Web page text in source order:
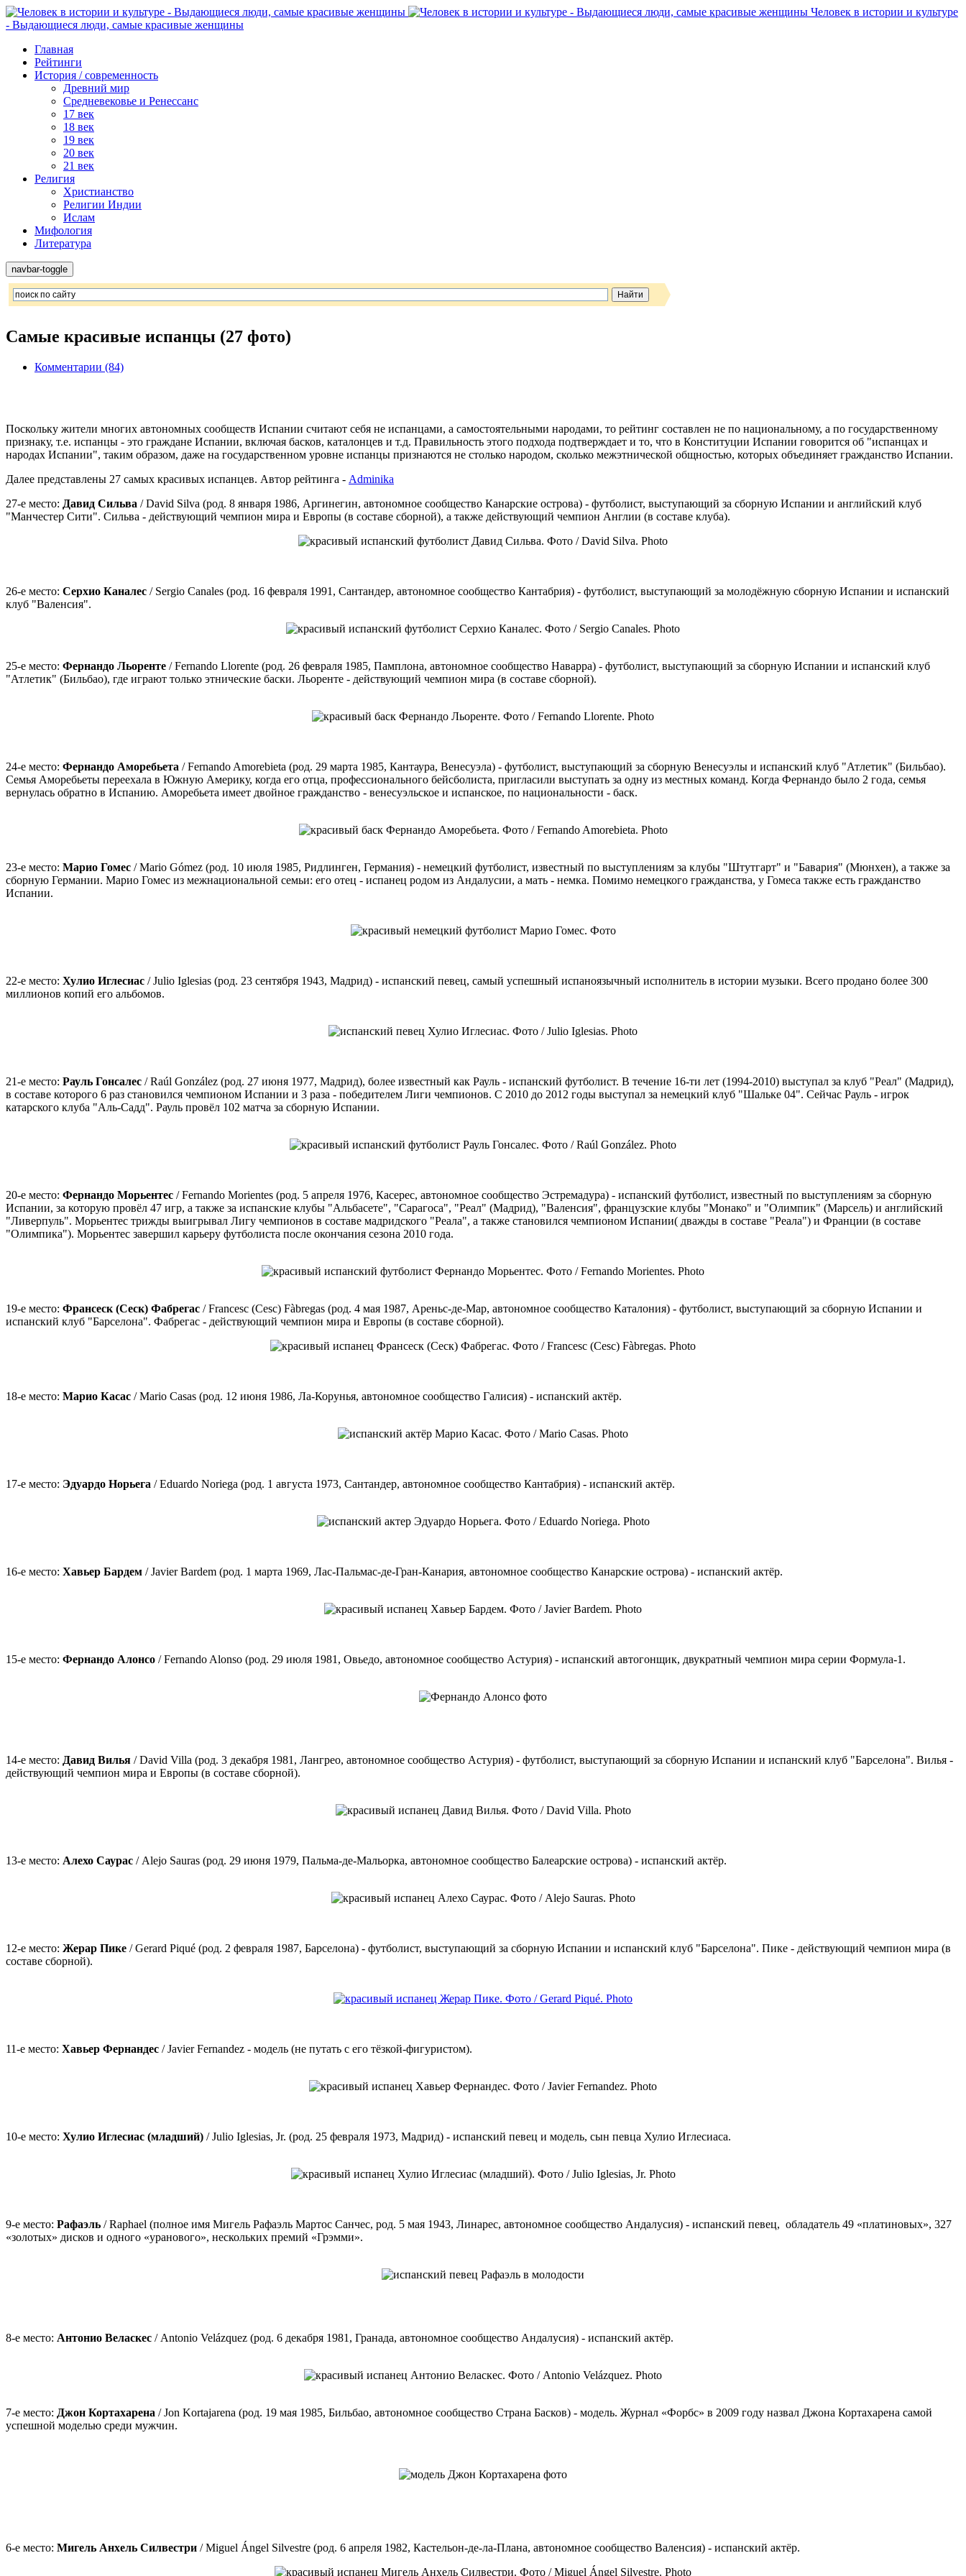
Человек в истории и культуре
- Выдающиеся люди, самые красивые женщины
Главная
Рейтинги
История / современность
Древний мир
Средневековье и Ренессанс
17 век
18 век
19 век
20 век
21 век
Религия
Христианство
Религии Индии
Ислам
Мифология
Литература
navbar-toggle
Самые красивые испанцы (27 фото)
Комментарии (84)
Поскольку жители многих автономных сообществ Испании считают себя не испанцами, а самостоятельными народами, то рейтинг составлен не по национальному, а по государственному
признаку, т.е. испанцы - это граждане Испании, включая басков, каталонцев и т.д. Правильность этого подхода подтверждает и то, что в Конституции Испании говорится об "испанцах и
народах Испании", таким образом, даже на государственном уровне испанцы признаются не столько народом, сколько межэтнической общностью, которых объединяет гражданство Испании.
Далее представлены 27 самых красивых испанцев. Автор рейтинга - Adminika
27-е место: Давид Сильва / David Silva (род. 8 января 1986, Аргинегин, автономное сообщество Канарские острова) - футболист, выступающий за сборную Испании и английский клуб
"Манчестер Сити". Сильва - действующий чемпион мира и Европы (в составе сборной), а также действующий чемпион Англии (в составе клуба).
26-е место: Серхио Каналес / Sergio Canales (род. 16 февраля 1991, Сантандер, автономное сообщество Кантабрия) - футболист, выступающий за молодёжную сборную Испании и испанский
клуб "Валенсия".
25-е место: Фернандо Льоренте / Fernando Llorente (род. 26 февраля 1985, Памплона, автономное сообщество Наварра) - футболист, выступающий за сборную Испании и испанский клуб
"Атлетик" (Бильбао), где играют только этнические баски. Льоренте - действующий чемпион мира (в составе сборной).
24-е место: Фернандо Аморебьета / Fernando Amorebieta (род. 29 марта 1985, Кантаура, Венесуэла) - футболист, выступающий за сборную Венесуэлы и испанский клуб "Атлетик" (Бильбао).
Семья Аморебьеты переехала в Южную Америку, когда его отца, профессионального бейсболиста, пригласили выступать за одну из местных команд. Когда Фернандо было 2 года, семья
вернулась обратно в Испанию. Аморебьета имеет двойное гражданство - венесуэльское и испанское, по национальности - баск.
23-е место: Марио Гомес / Mario Gómez (род. 10 июля 1985, Ридлинген, Германия) - немецкий футболист, известный по выступлениям за клубы "Штутгарт" и "Бавария" (Мюнхен), а также за
сборную Германии. Марио Гомес из межнациональной семьи: его отец - испанец родом из Андалусии, а мать - немка. Помимо немецкого гражданства, у Гомеса также есть гражданство
Испании.
22-е место: Хулио Иглесиас / Julio Iglesias (род. 23 сентября 1943, Мадрид) - испанский певец, самый успешный испаноязычный исполнитель в истории музыки. Всего продано более 300
миллионов копий его альбомов.
21-е место: Рауль Гонсалес / Raúl González (род. 27 июня 1977, Мадрид), более известный как Рауль - испанский футболист. В течение 16-ти лет (1994-2010) выступал за клуб "Реал" (Мадрид),
в составе которого 6 раз становился чемпионом Испании и 3 раза - победителем Лиги чемпионов. С 2010 до 2012 годы выступал за немецкий клуб "Шальке 04". Сейчас Рауль - игрок
катарского клуба "Аль-Садд". Рауль провёл 102 матча за сборную Испании.
20-е место: Фернандо Морьентес / Fernando Morientes (род. 5 апреля 1976, Касерес, автономное сообщество Эстремадура) - испанский футболист, известный по выступлениям за сборную
Испании, за которую провёл 47 игр, а также за испанские клубы "Альбасете", "Сарагоса", "Реал" (Мадрид), "Валенсия", французские клубы "Монако" и "Олимпик" (Марсель) и английский
"Ливерпуль". Морьентес трижды выигрывал Лигу чемпионов в составе мадридского "Реала", а также становился чемпионом Испании( дважды в составе "Реала") и Франции (в составе
"Олимпика"). Морьентес завершил карьеру футболиста после окончания сезона 2010 года.
19-е место: Франсеск (Сеск) Фабрегас / Francesc (Cesc) Fàbregas (род. 4 мая 1987, Ареньс-де-Мар, автономное сообщество Каталония) - футболист, выступающий за сборную Испании и
испанский клуб "Барселона". Фабрегас - действующий чемпион мира и Европы (в составе сборной).
18-е место: Марио Касас / Mario Casas (род. 12 июня 1986, Ла-Корунья, автономное сообщество Галисия) - испанский актёр.
17-е место: Эдуардо Норьега / Eduardo Noriega (род. 1 августа 1973, Сантандер, автономное сообщество Кантабрия) - испанский актёр.
16-е место: Хавьер Бардем / Javier Bardem (род. 1 марта 1969, Лас-Пальмас-де-Гран-Канария, автономное сообщество Канарские острова) - испанский актёр.
15-е место: Фернандо Алонсо / Fernando Alonso (род. 29 июля 1981, Овьедо, автономное сообщество Астурия) - испанский автогонщик, двукратный чемпион мира серии Формула-1.
14-е место: Давид Вилья / David Villa (род. 3 декабря 1981, Лангрео, автономное сообщество Астурия) - футболист, выступающий за сборную Испании и испанский клуб "Барселона". Вилья -
действующий чемпион мира и Европы (в составе сборной).
13-е место: Алехо Саурас / Alejo Sauras (род. 29 июня 1979, Пальма-де-Мальорка, автономное сообщество Балеарские острова) - испанский актёр.
12-е место: Жерар Пике / Gerard Piqué (род. 2 февраля 1987, Барселона) - футболист, выступающий за сборную Испании и испанский клуб "Барселона". Пике - действующий чемпион мира (в
составе сборной).
11-е место: Хавьер Фернандес / Javier Fernandez - модель (не путать с его тёзкой-фигуристом).
10-е место: Хулио Иглесиас (младший) / Julio Iglesias, Jr. (род. 25 февраля 1973, Мадрид) - испанский певец и модель, сын певца Хулио Иглесиаса.
9-е место: Рафаэль / Raphael (полное имя Мигель Рафаэль Мартос Санчес, род. 5 мая 1943, Линарес, автономное сообщество Андалусия) - испанский певец, обладатель 49 «платиновых», 327
«золотых» дисков и одного «уранового», нескольких премий «Грэмми».
8-е место: Антонио Веласкес / Antonio Velázquez (род. 6 декабря 1981, Гранада, автономное сообщество Андалусия) - испанский актёр.
7-е место: Джон Кортахарена / Jon Kortajarena (род. 19 мая 1985, Бильбао, автономное сообщество Страна Басков) - модель. Журнал «Форбс» в 2009 году назвал Джона Кортахарена самой
успешной моделью среди мужчин.
6-е место: Мигель Анхель Силвестри / Miguel Ángel Silvestre (род. 6 апреля 1982, Кастельон-де-ла-Плана, автономное сообщество Валенсия) - испанский актёр.